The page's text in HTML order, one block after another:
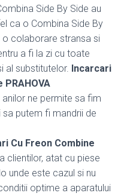
Side By Side au
ca o Combina Side By
colaborare stransa si
a fi la zi cu toate
al substitutelor. Incarcari
PRAHOVA
ne permite sa fim
putem fi mandrii de
Cu Freon Combine
clientilor, atat cu piese
unde este cazul si nu
optime a aparatului